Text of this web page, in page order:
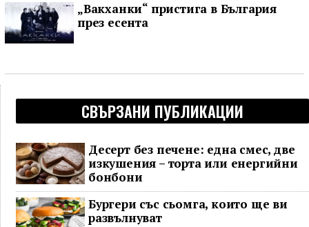
„Вакханки“ пристига в България
през есента
СВЪРЗАНИ ПУБЛИКАЦИИ
Десерт без печене: една смес, две
изкушения – торта или енергийни
бонбони
Бургери със сьомга, които ще ви
развълнуват